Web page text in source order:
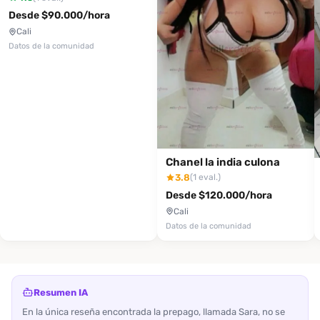
Desde $90.000/hora
Cali
Datos de la comunidad
Chanel la india culona
3.8(1 eval.)
Desde $120.000/hora
Cali
Datos de la comunidad
Resumen IA
En la única reseña encontrada la prepago, llamada Sara, no se